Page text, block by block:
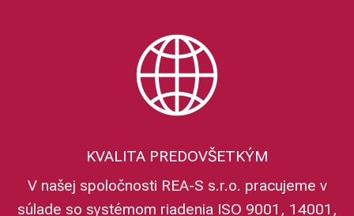
KVALITA PREDOVŠETKÝM
V našej spoločnosti REA-S s.r.o. pracujeme v
súlade so systémom riadenia ISO 9001, 14001,